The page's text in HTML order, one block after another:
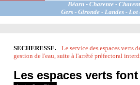
Béarn-. Charente-.
Gers - Gironde - Landes - Lot
SECHERESSE.
Le service des espaces verts
gestion de l'eau, suite à l'arrêté préfectoral
Les espaces verts